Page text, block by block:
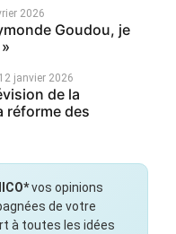
2026
Goudou, je
12 janvier 2026
de la
réforme des
vos opinions
de votre
à toutes les idées